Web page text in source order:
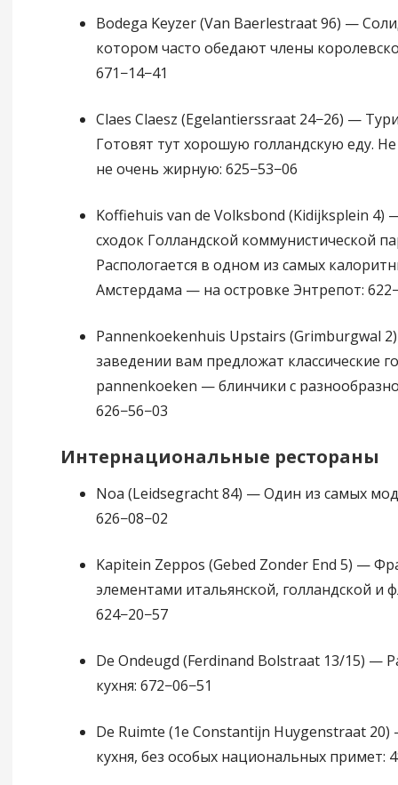
Bodega Keyzer (Van Baerlestraat 96) —
котором часто обедают члены
671−14−41
Claes Claesz (Egelantierssraat 24−26) —
Готовят тут хорошую голландскую еду.
не очень жирную: 625−53−06
Koffiehuis van de Volksbond (Kidijksplein
сходок Голландской коммунистической
Распологается в одном из самых
Амстердама — на островке Энтрепот:
Pannenkoekenhuis Upstairs (Grimburgwal
заведении вам предложат классические
pannenkoeken — блинчики с
626−56−03
Интернациональные рестораны
Noa (Leidsegracht 84) — Один из самых
626−08−02
Kapitein Zeppos (Gebed Zonder End 5) —
элементами итальянской, голландской и
624−20−57
De Ondeugd (Ferdinand Bolstraat 13/15) —
кухня: 672−06−51
De Ruimte (1e Constantijn Huygenstraat
кухня, без особых национальных примет: